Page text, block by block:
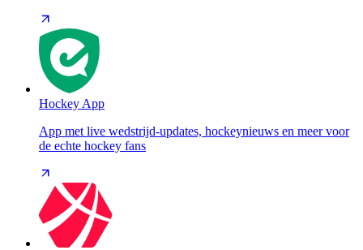
Hockey App
App met live wedstrijd-updates, hockeynieuws en meer voor
de echte hockey fans